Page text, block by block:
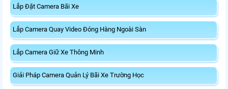
Lắp Đặt Camera Bãi Xe
Lắp Camera Quay Video Đóng Hàng Ngoài Sàn
Lắp Camera Giữ Xe Thông Minh
Giải Pháp Camera Quản Lý Bãi Xe Trường Học